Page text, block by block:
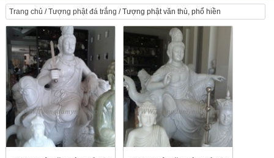
Trang chủ /Tượng phật đá trắng / Tượng phật văn thù, phổ hiền